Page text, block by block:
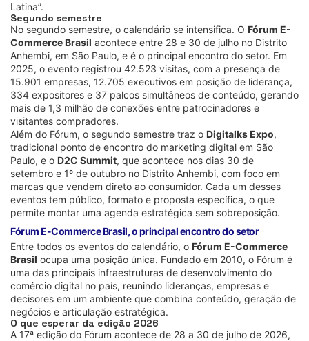
Latina”.
Segundo semestre
No segundo semestre, o calendário se intensifica. O Fórum E-
Commerce Brasil acontece entre 28 e 30 de julho no Distrito
Anhembi, em São Paulo, e é o principal encontro do setor. Em
2025, o evento registrou 42.523 visitas, com a presença de
15.901 empresas, 12.705 executivos em posição de liderança,
334 expositores e 37 palcos simultâneos de conteúdo, gerando
mais de 1,3 milhão de conexões entre patrocinadores e
visitantes compradores.
Além do Fórum, o segundo semestre traz o Digitalks Expo,
tradicional ponto de encontro do marketing digital em São
Paulo, e o D2C Summit, que acontece nos dias 30 de
setembro e 1º de outubro no Distrito Anhembi, com foco em
marcas que vendem direto ao consumidor. Cada um desses
eventos tem público, formato e proposta específica, o que
permite montar uma agenda estratégica sem sobreposição.
Fórum E-Commerce Brasil, o principal encontro do setor
Entre todos os eventos do calendário, o Fórum E-Commerce
Brasil ocupa uma posição única. Fundado em 2010, o Fórum é
uma das principais infraestruturas de desenvolvimento do
comércio digital no país, reunindo lideranças, empresas e
decisores em um ambiente que combina conteúdo, geração de
negócios e articulação estratégica.
O que esperar da edição 2026
A 17ª edição do Fórum acontece de 28 a 30 de julho de 2026,